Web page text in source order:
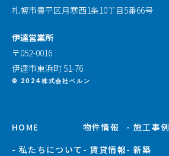
札幌市豊平区月寒西1条10丁目5番66号
伊達営業所
〒052-0016
伊達市東浜町 51-76
© 2024株式会社ベルン
HOME
- 私たちについて
物件情報
- 賃貸情報
- 施工事例
- 新築